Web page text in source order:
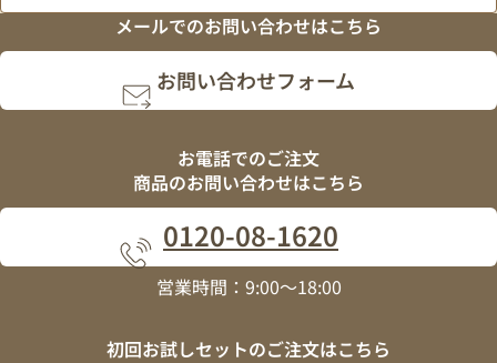
メールでのお問い合わせはこちら
お問い合わせフォーム
お電話でのご注文
商品のお問い合わせはこちら
0120-08-1620
営業時間：9:00～18:00
初回お試しセットのご注文はこちら